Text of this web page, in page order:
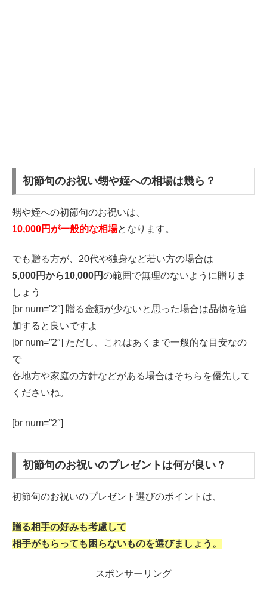
初節句のお祝い甥や姪への相場は幾ら？
甥や姪への初節句のお祝いは、
10,000円が一般的な相場となります。
でも贈る方が、20代や独身など若い方の場合は
5,000円から10,000円の範囲で無理のないように贈りま
しょう
[br num=”2″] 贈る金額が少ないと思った場合は品物を追
加すると良いですよ
[br num=”2″] ただし、これはあくまで一般的な目安なの
で
各地方や家庭の方針などがある場合はそちらを優先して
くださいね。
[br num=”2″]
初節句のお祝いのプレゼントは何が良い？
初節句のお祝いのプレゼント選びのポイントは、
贈る相手の好みも考慮して
相手がもらっても困らないものを選びましょう。
スポンサーリング